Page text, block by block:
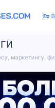
маркетингу,